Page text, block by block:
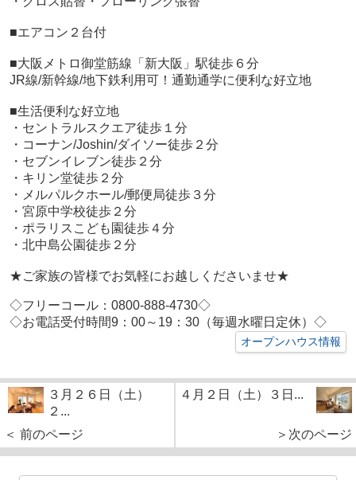
■エアコン２台付
■大阪メトロ御堂筋線「新大阪」駅徒歩６分
JR線/新幹線/地下鉄利用可！通勤通学に便利な好立地
■生活便利な好立地
・セントラルスクエア徒歩１分
・コーナン/Joshin/ダイソー徒歩２分
・セブンイレブン徒歩２分
・キリン堂徒歩２分
・メルパルクホール/郵便局徒歩３分
・宮原中学校徒歩２分
・ポラリスこども園徒歩４分
・北中島公園徒歩２分
★ご家族の皆様でお気軽にお越しくださいませ★
◇フリーコール：0800-888-4730◇
◇お電話受付時間9：00～19：30（毎週水曜日定休）◇
オープンハウス情報
３月２６日（土）
２...
＜ 前のページ
４月２日（土）３日...
＞次のページ